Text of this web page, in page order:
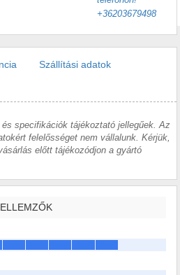
+36203679498
Szállítási adatok
specifikációk tájékoztató jellegűek. Az
felelősséget nem vállalunk. Kérjük,
előtt tájékozódjon a gyártó